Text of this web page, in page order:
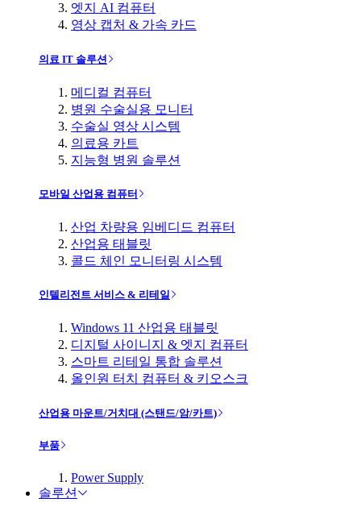
엣지 AI 컴퓨터
영상 캡처 & 가속 카드
의료 IT 솔루션
메디컬 컴퓨터
병원 수술실용 모니터
수술실 영상 시스템
의료용 카트
지능형 병원 솔루션
모바일 산업용 컴퓨터
산업 차량용 임베디드 컴퓨터
산업용 태블릿
콜드 체인 모니터링 시스템
인텔리전트 서비스 & 리테일
Windows 11 산업용 태블릿
디지털 사이니지 & 엣지 컴퓨터
스마트 리테일 통합 솔루션
올인원 터치 컴퓨터 & 키오스크
산업용 마운트/거치대 (스탠드/암/카트)
부품
Power Supply
솔루션